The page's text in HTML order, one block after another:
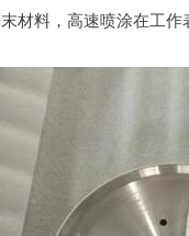
材料，高速喷涂在工作